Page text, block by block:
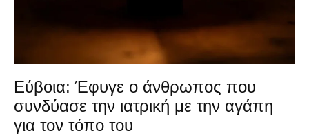
Εύβοια: Έφυγε ο άνθρωπος που
συνδύασε την ιατρική με την αγάπη
για τον τόπο του